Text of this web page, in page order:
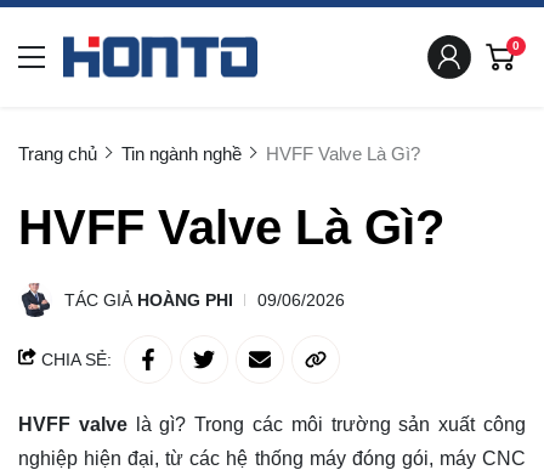
0
Trang chủ Tin ngành nghề HVFF Valve Là Gì?
HVFF Valve Là Gì?
TÁC GIẢ HOÀNG PHI 09/06/2026
CHIA SẺ:
HVFF valvelà gì? Trong các môi trường sản xuất công
nghiệp hiện đại, từ các hệ thống máy đóng gói, máy CNC